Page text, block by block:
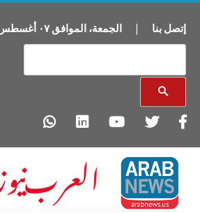
إتصل بنا | الجمعة، الموافق٠٧